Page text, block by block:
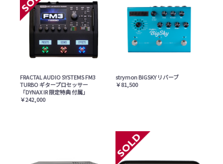
FRACTAL AUDIO SYSTEMS FM3
TURBO ギタープロセッサー
「DYNAX IR 限定特典 付属」
￥242,000
strymon BIGSKY リバーブ
￥81,500